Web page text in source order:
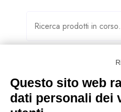
Categorie
Questo sito web
dati personali dei